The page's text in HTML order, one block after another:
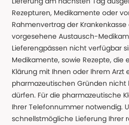
Rezepturen, Medikamente oder
Rahmenvertrag der
vorgesehene Austausch-
Lieferengpässen nicht verfügbar
Medikamente, sowie Rezepte, die
Klärung mit Ihnen oder Ihrem Arzt
pharmazeutischen Gründen nicht
dürfen. Für die pharmazeutische
Ihrer Telefonnummer notwendig.
schnellstmögliche Lieferung Ihrer